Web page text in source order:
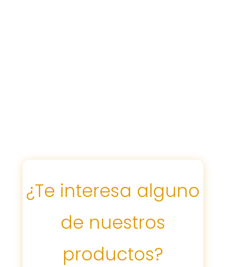
¿Te interesa alguno
de nuestros
productos?